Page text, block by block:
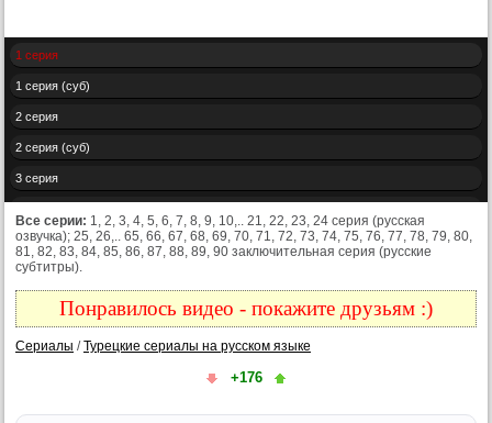
1 серия
1 серия (суб)
2 серия
2 серия (суб)
3 серия
4 серия
4 серия (суб)
5 серия
Все серии: 1, 2, 3, 4, 5, 6, 7, 8, 9, 10,.. 21, 22, 23, 24 серия (русская
озвучка); 25, 26,.. 65, 66, 67, 68, 69, 70, 71, 72, 73, 74, 75, 76, 77, 78, 79, 80,
81, 82, 83, 84, 85, 86, 87, 88, 89, 90 заключительная серия (русские
субтитры).
Понравилось видео - покажите друзьям :)
Сериалы /Турецкие сериалы на русском языке
+176